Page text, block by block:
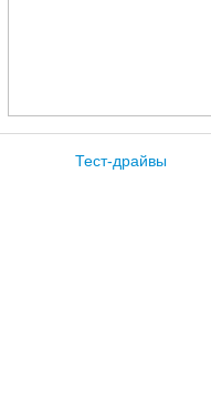
Тест-драйвы